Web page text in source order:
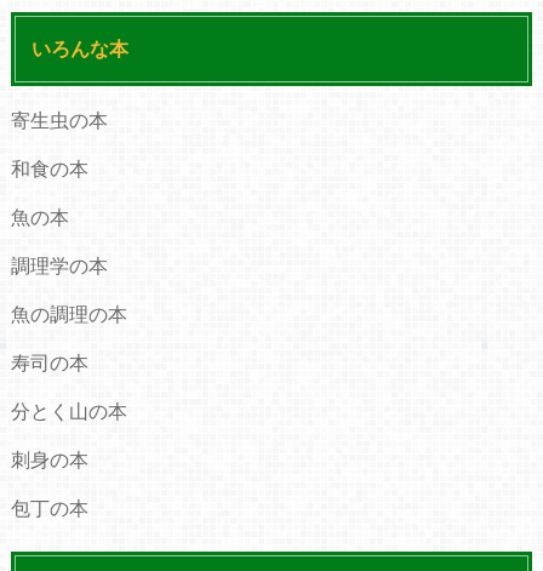
いろんな本
寄生虫の本
和食の本
魚の本
調理学の本
魚の調理の本
寿司の本
分とく山の本
刺身の本
包丁の本